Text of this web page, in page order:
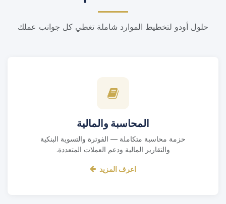
حلول أودو لتخطيط الموارد شاملة تغطي كل جوانب عملك
المحاسبة والمالية
حزمة محاسبة متكاملة — الفوترة والتسوية البنكية
والتقارير المالية ودعم العملات المتعددة.
اعرف المزيد